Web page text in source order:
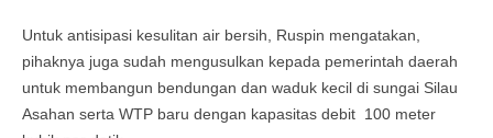
Untuk antisipasi kesulitan air bersih, Ruspin mengatakan,
pihaknya juga sudah mengusulkan kepada pemerintah daerah
untuk membangun bendungan dan waduk kecil di sungai Silau
Asahan serta WTP baru dengan kapasitas debit 100 meter